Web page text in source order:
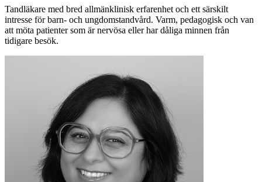
Tandläkare med bred allmänklinisk erfarenhet och ett särskilt
intresse för barn- och ungdomstandvård. Varm, pedagogisk och van
att möta patienter som är nervösa eller har dåliga minnen från
tidigare besök.